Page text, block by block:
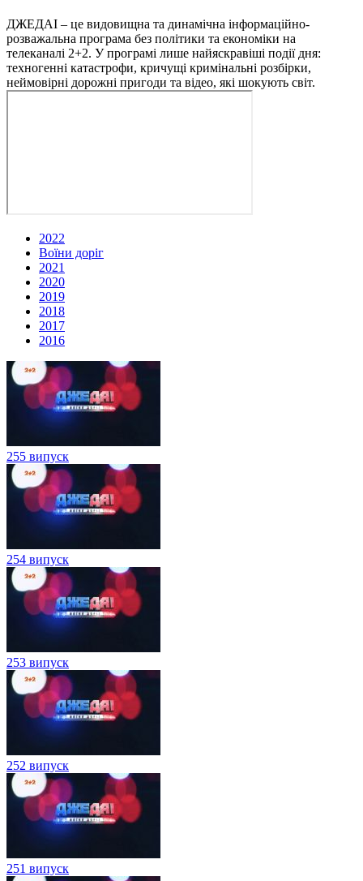
ДЖЕДАІ – це видовищна та динамічна інформаційно-
розважальна програма без політики та економіки на
телеканалі 2+2. У програмі лише найяскравіші події дня:
техногенні катастрофи, кричущі кримінальні розбірки,
неймовірні дорожні пригоди та відео, які шокують світ.
2022
Воїни доріг
2021
2020
2019
2018
2017
2016
255 випуск
254 випуск
253 випуск
252 випуск
251 випуск